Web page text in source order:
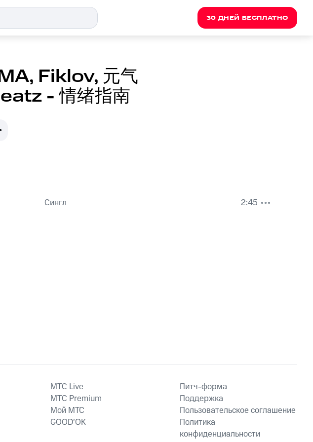
30 ДНЕЙ БЕСПЛАТНО
Fiklov, 元气
- 情绪指南
Сингл 2:45
MTС Live
MTС Premium
Мой МТС
GOOD’OK
Питч-форма
Поддержка
Пользовательское соглашение
Политика
конфиденциальности